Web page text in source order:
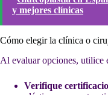
y mejores clínicas
Cómo elegir la clínica o
Al evaluar opciones, utilice
Verifique